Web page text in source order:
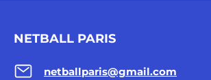
NETBALL PARIS
netballparis@gmail.com